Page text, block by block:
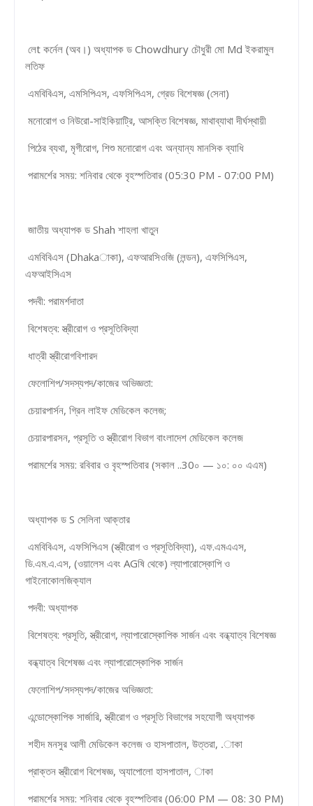
লেt কর্নেল (অব।) অধ্যাপক ড Chowdhury চৌধুরী মো Md ইকরামুল
লতিফ
এমবিবিএস, এমসিপিএস, এফসিপিএস, গ্রেড বিশেষজ্ঞ (সেনা)
মনোরোগ ও নিউরো-সাইকিয়াট্রি, আসক্তি বিশেষজ্ঞ, মাথাব্যাথা দীর্ঘস্থায়ী
পিঠের ব্যথা, মৃগীরোগ, শিশু মনোরোগ এবং অন্যান্য মানসিক ব্যাধি
পরামর্শের সময়: শনিবার থেকে বৃহস্পতিবার (05:30 PM - 07:00 PM)
জাতীয় অধ্যাপক ড Shah শাহলা খাতুন
এমবিবিএস (Dhakaাকা), এফআরসিওজি (লন্ডন), এফসিপিএস,
এফআইসিএস
পদবী: পরামর্শদাতা
বিশেষত্ব: স্ত্রীরোগ ও প্রসূতিবিদ্যা
ধাত্রী স্ত্রীরোগবিশারদ
ফেলোশিপ/সদস্যপদ/কাজের অভিজ্ঞতা:
চেয়ারপার্সন, গ্রিন লাইফ মেডিকেল কলেজ;
চেয়ারপারসন, প্রসূতি ও স্ত্রীরোগ বিভাগ বাংলাদেশ মেডিকেল কলেজ
পরামর্শের সময়: রবিবার ও বৃহস্পতিবার (সকাল ..30০ — ১০: ০০ এএম)
অধ্যাপক ড S সেলিনা আক্তার
এমবিবিএস, এফসিপিএস (স্ত্রীরোগ ও প্রসূতিবিদ্যা), এফ.এমএএস,
ডি.এম.এ.এস, (ওয়ালেস এবং AGষি থেকে) ল্যাপারোস্কোপি ও
গাইনোকোলজিক্যাল
পদবী: অধ্যাপক
বিশেষত্ব: প্রসূতি, স্ত্রীরোগ, ল্যাপারোস্কোপিক সার্জন এবং বন্ধ্যাত্ব বিশেষজ্ঞ
বন্ধ্যাত্ব বিশেষজ্ঞ এবং ল্যাপারোস্কোপিক সার্জন
ফেলোশিপ/সদস্যপদ/কাজের অভিজ্ঞতা:
এন্ডোস্কোপিক সার্জারি, স্ত্রীরোগ ও প্রসূতি বিভাগের সহযোগী অধ্যাপক
শহীদ মনসুর আলী মেডিকেল কলেজ ও হাসপাতাল, উত্তরা, .াকা
প্রাক্তন স্ত্রীরোগ বিশেষজ্ঞ, অ্যাপোলো হাসপাতাল, াকা
পরামর্শের সময়: শনিবার থেকে বৃহস্পতিবার (06:00 PM — 08: 30 PM)